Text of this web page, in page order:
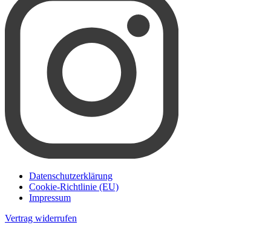
Datenschutzerklärung
Cookie-Richtlinie (EU)
Impressum
Vertrag widerrufen